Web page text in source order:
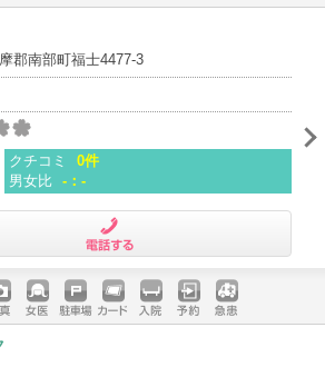
女医 駐車場
クレジッ
入院 予約 急患
郡南部町福士4477-3
クチコミ
0件
男女比 -：-
女医 駐車場
クレジッ
入院 予約 急患